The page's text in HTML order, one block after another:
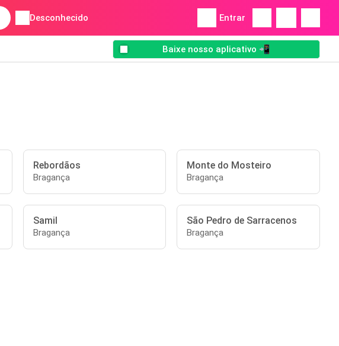
Desconhecido Entrar
Baixe nosso aplicativo 📲
Rebordãos
Bragança
Monte do Mosteiro
Bragança
Samil
Bragança
São Pedro de Sarracenos
Bragança